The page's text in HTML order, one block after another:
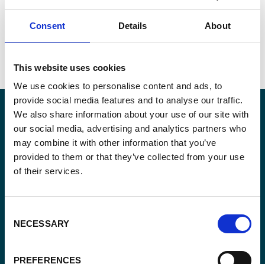
Consent Details About
This website uses cookies
We use cookies to personalise content and ads, to
provide social media features and to analyse our traffic.
We also share information about your use of our site with
our social media, advertising and analytics partners who
may combine it with other information that you’ve
provided to them or that they’ve collected from your use
of their services.
Selection
NECESSARY
PREFERENCES
CSCMLI1805311-10445-ANNEXE-III-Metre-
recaptilatif.docx
Restez informé·es
Suivez nos actions ainsi que les dernières tendances en